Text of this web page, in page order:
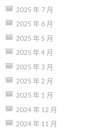
2025 年 7 月
2025 年 6 月
2025 年 5 月
2025 年 4 月
2025 年 3 月
2025 年 2 月
2025 年 1 月
2024 年 12 月
2024 年 11 月